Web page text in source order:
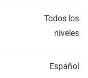
Todos los
niveles
Español